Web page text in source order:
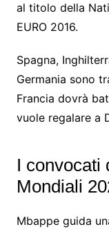
al titolo della
EURO 2016.
Spagna,
Germania sono
Francia dovrà
vuole regalare a
I convocati
Mondiali
Mbappe guida